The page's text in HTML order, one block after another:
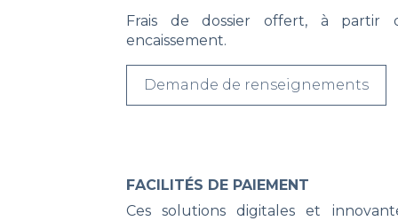
Frais de dossier offert, à partir
encaissement.
Demande de renseignements
FACILITÉS DE PAIEMENT
Ces solutions digitales et